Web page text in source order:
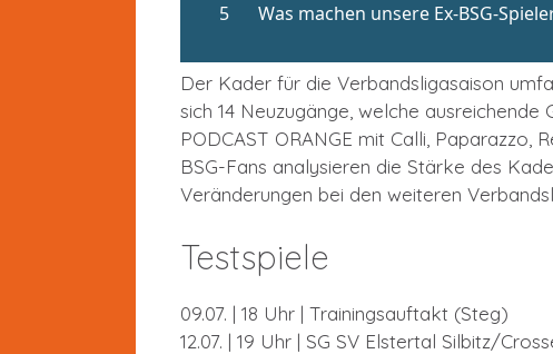
Der Kader für die Verbandsligasaison
sich 14 Neuzugänge, welche
PODCAST ORANGE mit Calli, Paparazzo,
BSG-Fans analysieren die Stärke des
Veränderungen bei den weiteren
Testspiele
09.07. | 18 Uhr | Trainingsauftakt (Steg)
12.07. | 19 Uhr | SG SV Elstertal Silbitz/